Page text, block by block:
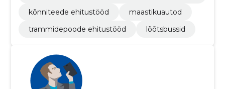
kõnniteede ehitustööd
maastikuautod
trammidepoode ehitustööd
lõõtsbussid